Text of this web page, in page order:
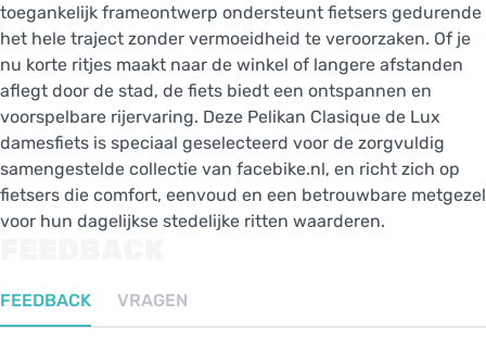
toegankelijk frameontwerp ondersteunt fietsers gedurende
het hele traject zonder vermoeidheid te veroorzaken. Of je
nu korte ritjes maakt naar de winkel of langere afstanden
aflegt door de stad, de fiets biedt een ontspannen en
voorspelbare rijervaring. Deze Pelikan Clasique de Lux
damesfiets is speciaal geselecteerd voor de zorgvuldig
samengestelde collectie van facebike.nl, en richt zich op
fietsers die comfort, eenvoud en een betrouwbare metgezel
voor hun dagelijkse stedelijke ritten waarderen.
FEEDBACK VRAGEN